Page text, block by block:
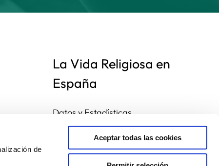
de
Aceptar todas las cookies
La Vida Religiosa en
España
Datos y Estadísticas
Preguntas frecuentes
Mapa de congregaciones